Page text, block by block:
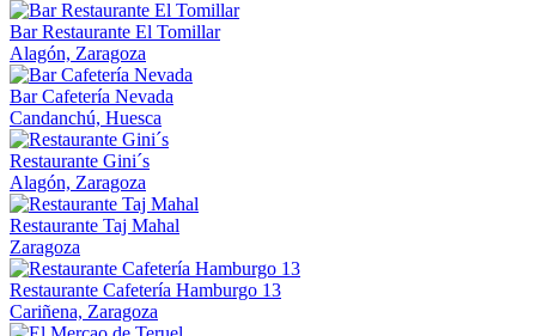
Bar Restaurante El Tomillar
Alagón, Zaragoza
Bar Cafetería Nevada
Candanchú, Huesca
Restaurante Gini´s
Alagón, Zaragoza
Restaurante Taj Mahal
Zaragoza
Restaurante Cafetería Hamburgo 13
Cariñena, Zaragoza